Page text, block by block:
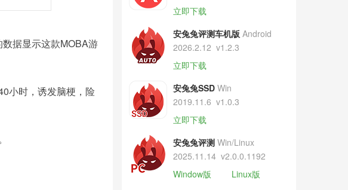
据显示这款MOBA游
小时，诱发脑梗，险
立即下载
安兔兔评测车机版 Android
2026.2.12 v1.2.3
立即下载
安兔兔SSD Win
2019.11.6 v1.0.3
立即下载
安兔兔评测 Win/Linux
2025.11.14 v2.0.0.1192
Window版
Linux版